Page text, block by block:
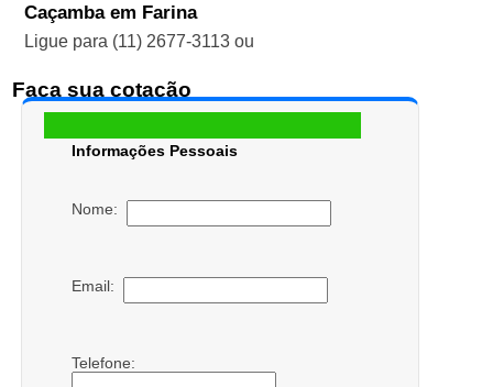
Caçamba em Farina
Ligue para (11) 2677-3113ou
Faça sua cotação
Informações Pessoais
Nome:
Email:
Telefone: